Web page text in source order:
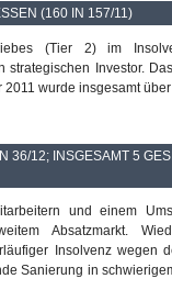
(160 IN 157/11)
(Tier 2) im
strategischen Investor.
wurde insgesamt
36/12; INSGESAMT 5
und einem
Absatzmarkt.
Insolvenz wegen
Sanierung in